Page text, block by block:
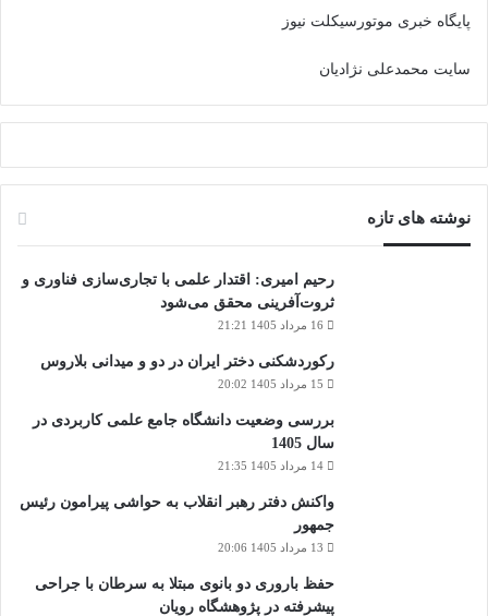
پایگاه خبری موتورسیکلت نیوز
سایت محمدعلی نژادیان
نوشته های تازه
رحیم امیری: اقتدار علمی با تجاری‌سازی فناوری و
ثروت‌آفرینی محقق می‌شود
16 مرداد 1405 21:21
رکوردشکنی دختر ایران در دو و میدانی بلاروس
15 مرداد 1405 20:02
بررسی وضعیت دانشگاه جامع علمی کاربردی در
سال 1405
14 مرداد 1405 21:35
واکنش دفتر رهبر انقلاب به حواشی پیرامون رئیس
جمهور
13 مرداد 1405 20:06
حفظ باروری دو بانوی مبتلا به سرطان با جراحی
پیشرفته در پژوهشگاه رویان